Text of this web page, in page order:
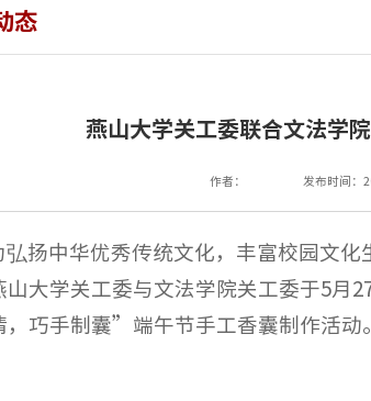
态
燕山大学关工委联合文法学
作者： 发布时间：
弘扬中华优秀传统文化，丰富校园文
山大学关工委与文法学院关工委于5月
，巧手制囊”端午节手工香囊制作活